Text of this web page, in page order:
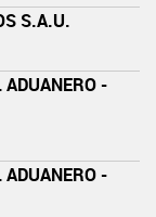
S.A.U.
ADUANERO -
ADUANERO -